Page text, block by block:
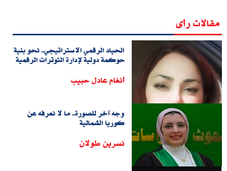
مقالات رأى
الحياد الرقمي الاستراتيجي.. نحو بنية
حوكمة دولية لإدارة التوترات الرقمية
أنغام عادل حبيب
وجه آخر للصورة.. ما لا نعرفه عن
كوريا الشمالية
نسرين طولان